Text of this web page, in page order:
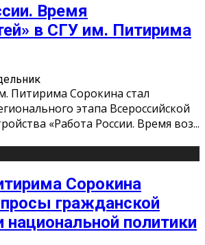
Время
в СГУ им. Питирима
Питирима Сорокина стал
этапа Всероссийской
«Работа России. Время воз...
Сорокина
гражданской
национальной политики